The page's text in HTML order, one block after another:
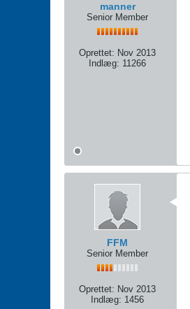
manner
Senior Member
Oprettet: Nov 2013
Indlæg: 11266
FFM
Senior Member
Oprettet: Nov 2013
Indlæg: 1456